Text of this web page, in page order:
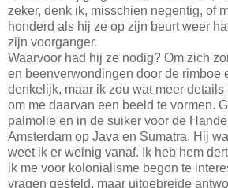
zeker, denk ik, misschien negentig, of
honderd als hij ze op zijn beurt weer
zijn voorganger.
Waarvoor had hij ze nodig? Om zich
en beenverwondingen door de rimboe
denkelijk, maar ik zou wat meer
om me daarvan een beeld te vormen.
palmolie en in de suiker voor de
Amsterdam op Java en Sumatra. Hij
weet ik er weinig vanaf. Ik heb hem
ik me voor kolonialisme begon te
vragen gesteld, maar uitgebreide